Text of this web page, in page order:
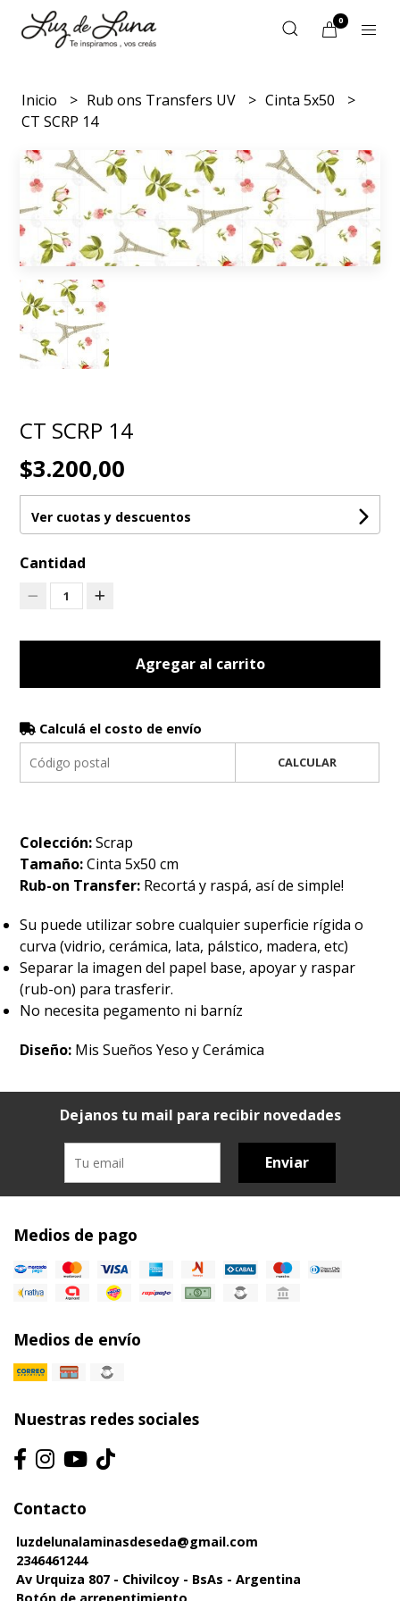
0
Inicio Rub ons Transfers UV
Cinta 5x50
CT SCRP 14
CT SCRP 14
$3.200,00
Ver cuotas y descuentos
Cantidad
1
Agregar al carrito
Calculá el costo de envío
CALCULAR
Colección:Scrap
Tamaño:Cinta 5x50 cm
Rub-on Transfer: Recortá y raspá, así de simple!
Su puede utilizar sobre cualquier superficie rígida o
curva (vidrio, cerámica, lata, pálstico, madera, etc)
Separar la imagen del papel base, apoyar y raspar
(rub-on) para trasferir.
No necesita pegamento ni barníz
Diseño: Mis Sueños Yeso y Cerámica
Dejanos tu mail para recibir novedades
Enviar
Medios de pago
Medios de envío
Nuestras redes sociales
Contacto
luzdelunalaminasdeseda@gmail.com
2346461244
Av Urquiza 807 - Chivilcoy - BsAs - Argentina